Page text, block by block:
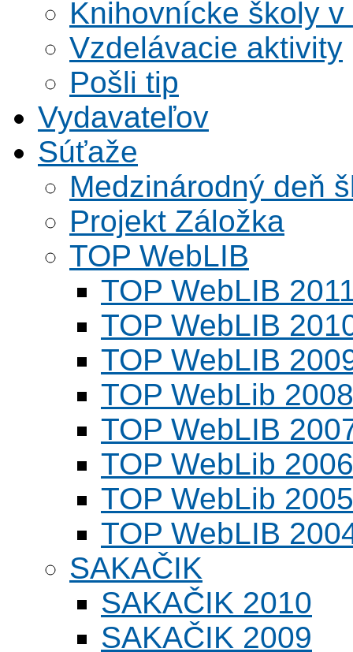
Knihovnícke školy v
Vzdelávacie aktivity
Pošli tip
Vydavateľov
Súťaže
Medzinárodný deň
Projekt Záložka
TOP WebLIB
TOP WebLIB
TOP WebLIB
TOP WebLIB
TOP WebLib 2008
TOP WebLIB
TOP WebLib 2006
TOP WebLib 2005
TOP WebLIB
SAKAČIK
SAKAČIK 2010
SAKAČIK 2009